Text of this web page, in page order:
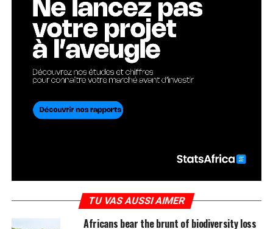
TU VAS AUSSI AIMER
Africans bear the brunt of biodiversity loss